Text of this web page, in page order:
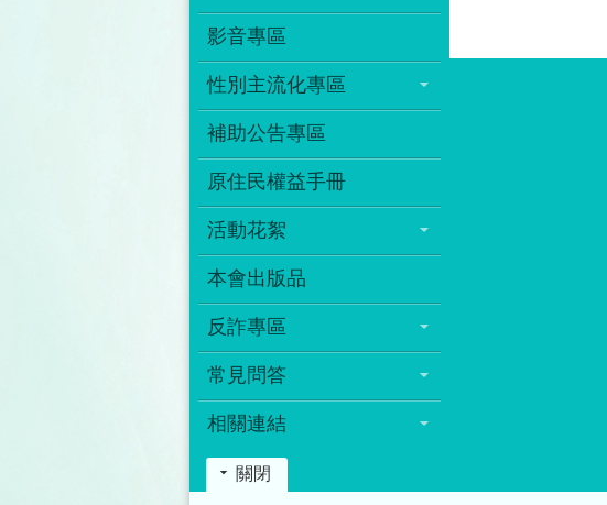
影音專區
性別主流化專區
補助公告專區
原住民權益手冊
活動花絮
本會出版品
反詐專區
常見問答
相關連結
關閉